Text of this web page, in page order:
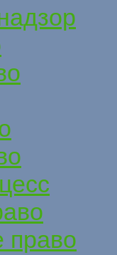
право